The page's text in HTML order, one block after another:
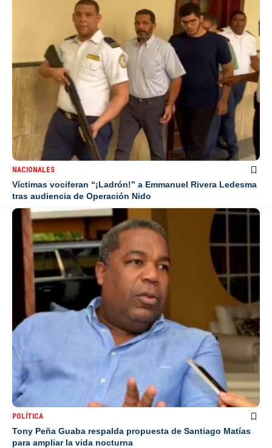
NACIONALES
Víctimas vociferan “¡Ladrón!” a Emmanuel Rivera Ledesma
tras audiencia de Operación Nido
POLÍTICA
Tony Peña Guaba respalda propuesta de Santiago Matías
para ampliar la vida nocturna